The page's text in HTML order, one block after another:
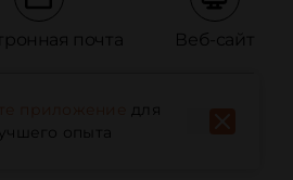
почта Веб-сайт
о проблеме
для
опыта